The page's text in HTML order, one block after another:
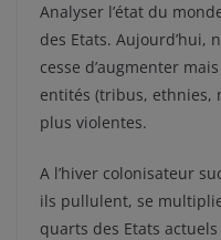
Analyser l’état du
des Etats. Aujourd’hui,
cesse d’augmenter
entités (tribus, ethnies,
plus violentes.
A l’hiver colonisateur
ils pullulent, se
quarts des Etats